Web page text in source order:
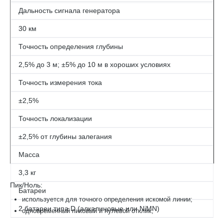
Дальность сигнала генератора
30 км
Точность определения глубины
2,5% до 3 м; ±5% до 10 м в хороших условиях
Точность измерения тока
±2,5%
Точность локализации
±2,5% от глубины залегания
Масса
3,3 кг
Батареи
2 батареи типа D (алкалиновые или NiMN)
Пик/Ноль:
используется для точного определения искомой линии;
одновременный пиковый и нулевой отклик;